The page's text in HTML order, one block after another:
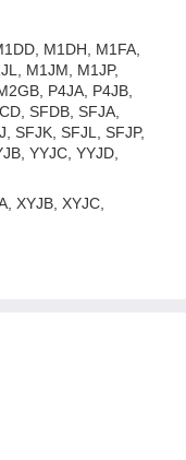
M1DH, M1FA,
M1JM, M1JP,
P4JA, P4JB,
SFDB, SFJA,
SFJK, SFJL, SFJP,
YYJC, YYJD,
XYJB, XYJC,